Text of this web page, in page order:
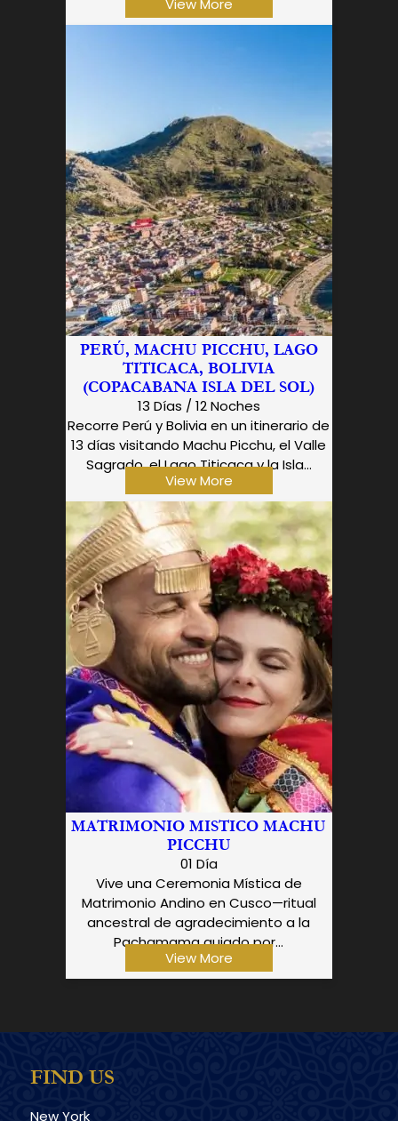
PERÚ, MACHU PICCHU, LAGO
TITICACA, BOLIVIA
(COPACABANA ISLA DEL SOL)
13 Días / 12 Noches
Recorre Perú y Bolivia en un itinerario de
13 días visitando Machu Picchu, el Valle
Sagrado, el Lago Titicaca y la Isla...
View More
MATRIMONIO MISTICO MACHU
PICCHU
01 Día
Vive una Ceremonia Mística de
Matrimonio Andino en Cusco—ritual
ancestral de agradecimiento a la
Pachamama guiado por...
View More
FIND US
New York